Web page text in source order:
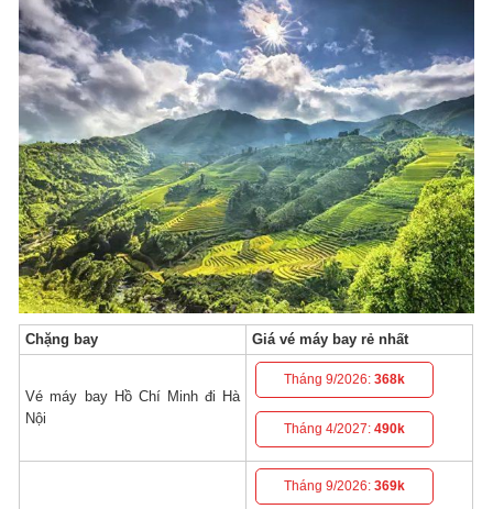
Chặng bay Giá vé máy bay rẻ nhất
Vé máy bay Hồ Chí Minh đi Hà
Nội
Tháng 9/2026:368k
Tháng 4/2027:490k
Tháng 9/2026:369k